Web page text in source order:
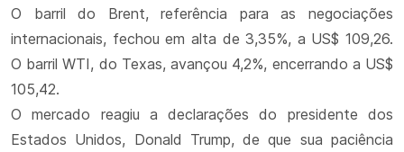
O barril do Brent, referência para as negociações
internacionais, fechou em alta de 3,35%, a US$ 109,26.
O barril WTI, do Texas, avançou 4,2%, encerrando a US$
105,42.
O mercado reagiu a declarações do presidente dos
Estados Unidos, Donald Trump, de que sua paciência